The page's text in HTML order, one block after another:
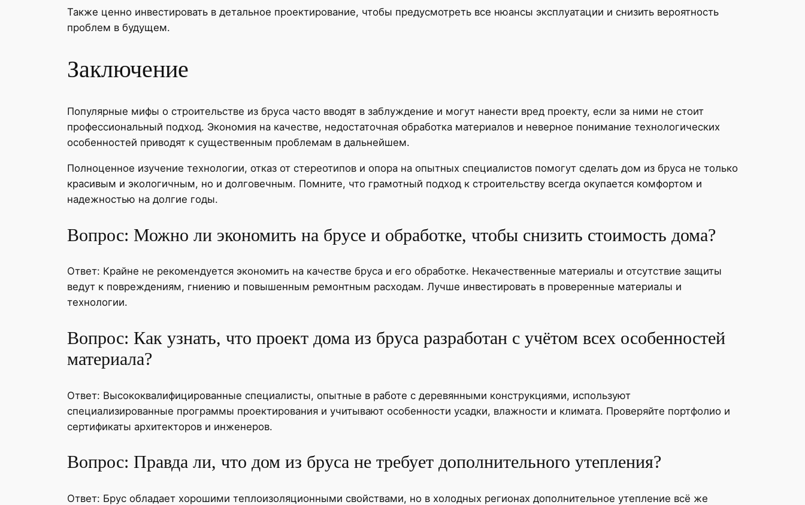
Также ценно инвестировать в детальное проектирование, чтобы предусмотреть все нюансы эксплуатации и снизить вероятность
проблем в будущем.
Заключение
Популярные мифы о строительстве из бруса часто вводят в заблуждение и могут нанести вред проекту, если за ними не стоит
профессиональный подход. Экономия на качестве, недостаточная обработка материалов и неверное понимание технологических
особенностей приводят к существенным проблемам в дальнейшем.
Полноценное изучение технологии, отказ от стереотипов и опора на опытных специалистов помогут сделать дом из бруса не только
красивым и экологичным, но и долговечным. Помните, что грамотный подход к строительству всегда окупается комфортом и
надежностью на долгие годы.
Вопрос: Можно ли экономить на брусе и обработке, чтобы снизить стоимость дома?
Ответ: Крайне не рекомендуется экономить на качестве бруса и его обработке. Некачественные материалы и отсутствие защиты
ведут к повреждениям, гниению и повышенным ремонтным расходам. Лучше инвестировать в проверенные материалы и
технологии.
Вопрос: Как узнать, что проект дома из бруса разработан с учётом всех особенностей
материала?
Ответ: Высококвалифицированные специалисты, опытные в работе с деревянными конструкциями, используют
специализированные программы проектирования и учитывают особенности усадки, влажности и климата. Проверяйте портфолио и
сертификаты архитекторов и инженеров.
Вопрос: Правда ли, что дом из бруса не требует дополнительного утепления?
Ответ: Брус обладает хорошими теплоизоляционными свойствами, но в холодных регионах дополнительное утепление всё же